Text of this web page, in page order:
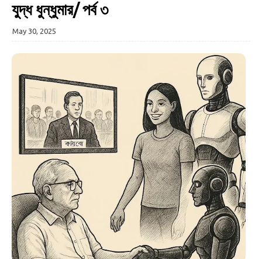
যুদ্ধ ধুন্ধুমার/ পর্ব ৩
May 30, 2025